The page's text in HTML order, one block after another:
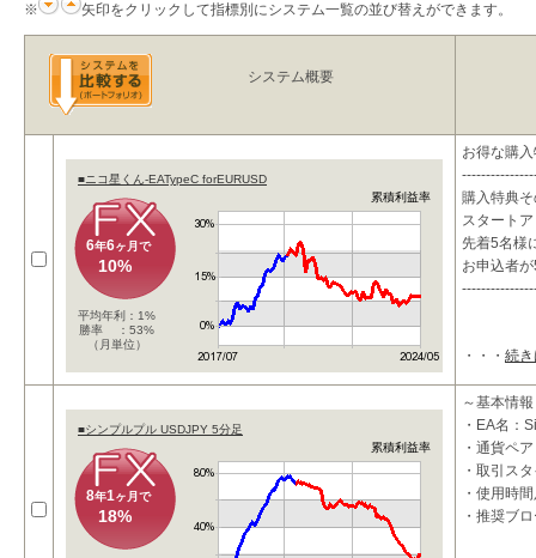
※
矢印をクリックして指標別にシステム一覧の並び替えができます。
システム概要
■ニコ星くん-EATypeC forEURUSD
累積利益率
6年6ヶ月で
10%
平均年利：1%
勝率 ：53%
（月単位）
お得な購
購入特典
スタート
先着5名様
お申込者
・・・ 続
■シンプルプル USDJPY 5分足
累積利益率
8年1ヶ月で
18%
～基本情
・EA名：
・通貨ペ
・取引ス
・使用時
・推奨ブ